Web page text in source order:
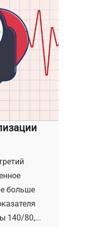
больше
140/80,...